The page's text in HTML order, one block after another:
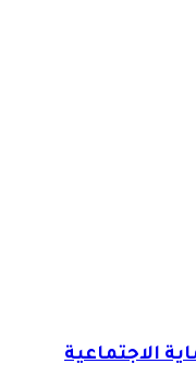
الاجتماعية